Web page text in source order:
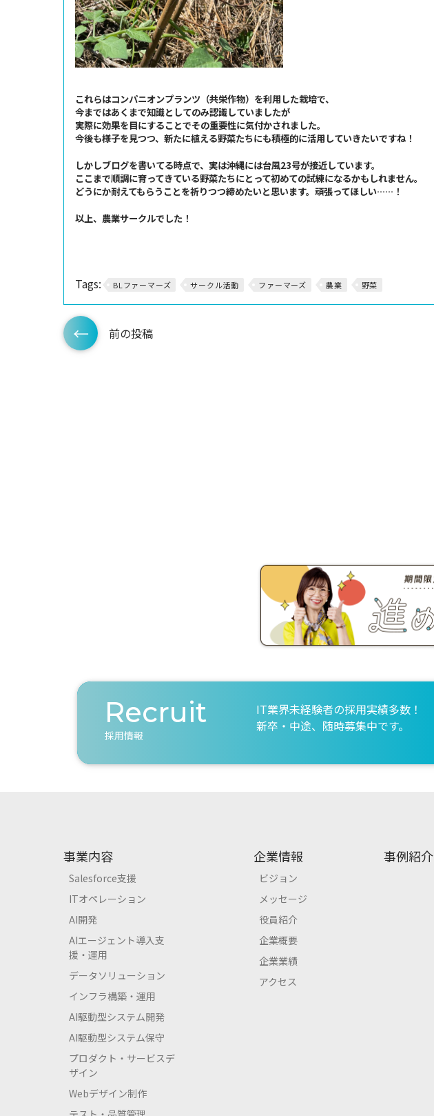
これらはコンパニオンプランツ（共栄作物）を利用した栽培で、
今まではあくまで知識としてのみ認識していましたが
実際に効果を目にすることでその重要性に気付かされました。
今後も様子を見つつ、新たに植える野菜たちにも積極的に活用していきたいですね！
しかしブログを書いてる時点で、実は沖縄には台風23号が接近しています。
ここまで順調に育ってきている野菜たちにとって初めての試練になるかもしれません。
どうにか耐えてもらうことを祈りつつ締めたいと思います。頑張ってほしい……！
以上、農業サークルでした！
Tags: BLファーマーズ サークル活動 ファーマーズ 農業 野菜
前の投稿
Recruit
採用情報
IT業界未経験者の採用実績多数！
新卒・中途、随時募集中です。
事業内容
Salesforce支援
ITオペレーション
AI開発
AIエージェント導入支
援・運用
データソリューション
インフラ構築・運用
AI駆動型システム開発
AI駆動型システム保守
プロダクト・サービスデ
ザイン
Webデザイン制作
企業情報
ビジョン
メッセージ
役員紹介
企業概要
企業業績
アクセス
事例紹介